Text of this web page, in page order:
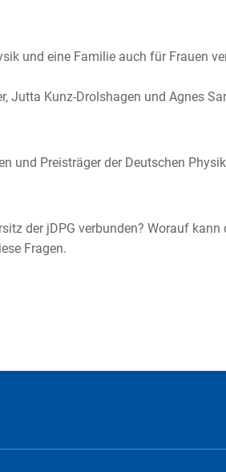
und eine Familie auch für Frauen
Jutta Kunz-Drolshagen und Agnes
und Preisträger der Deutschen
der jDPG verbunden? Worauf
Fragen.